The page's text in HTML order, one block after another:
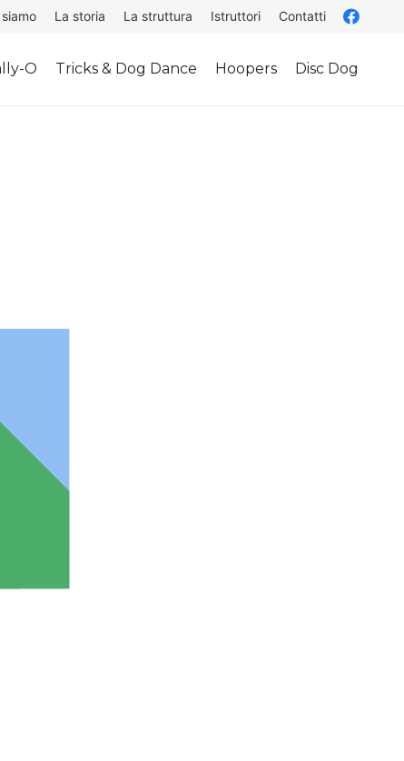
La storia La struttura Istruttori Contatti
O Tricks & Dog Dance Hoopers Disc Dog